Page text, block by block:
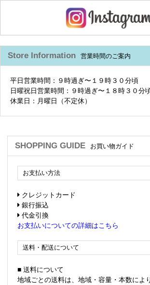
Store Information 営業時間のご案内
平日営業時間：９時過ぎ〜１９時３０分頃
日曜祝日営業時間：９時過ぎ〜１８時３０分
休業日：月曜日（不定休）
SHOPPING GUIDE お買い物ガイド
お支払い方法
クレジットカード
銀行振込
代金引換
お支払いについての詳細はこちら
送料・配送について
■ 送料について
地域ごとの送料は、地域・容量・本数によ